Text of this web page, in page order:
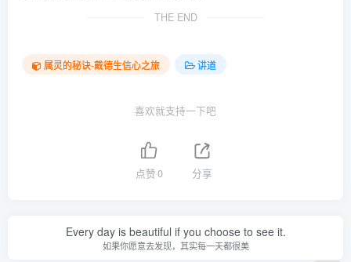
THE END
属灵的秘诀-戴德生信心之旅 讲道
喜欢就支持一下吧
点赞0 分享
Every day is beautiful if you choose to see it.
如果你愿意去发现，其实每一天都很美